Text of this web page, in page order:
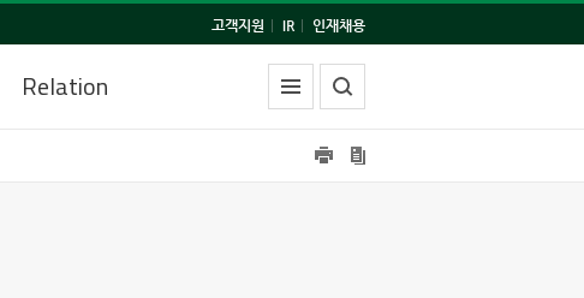
고객지원 IR 인재채용
Relation